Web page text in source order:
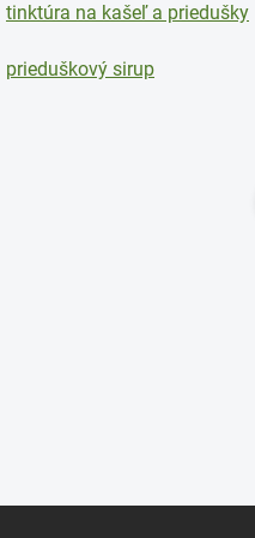
tinktúra na kašeľ a priedušky
prieduškový sirup